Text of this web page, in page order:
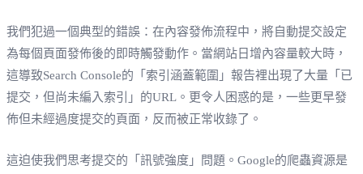
我們犯過一個典型的錯誤：在內容發佈流程中，將自動提交設定
為每個頁面發佈後的即時觸發動作。當網站日增內容量較大時，
這導致Search Console的「索引涵蓋範圍」報告裡出現了大量「已
提交，但尚未編入索引」的URL。更令人困惑的是，一些更早發
佈但未經過度提交的頁面，反而被正常收錄了。
這迫使我們思考提交的「訊號強度」問題。Google的爬蟲資源是